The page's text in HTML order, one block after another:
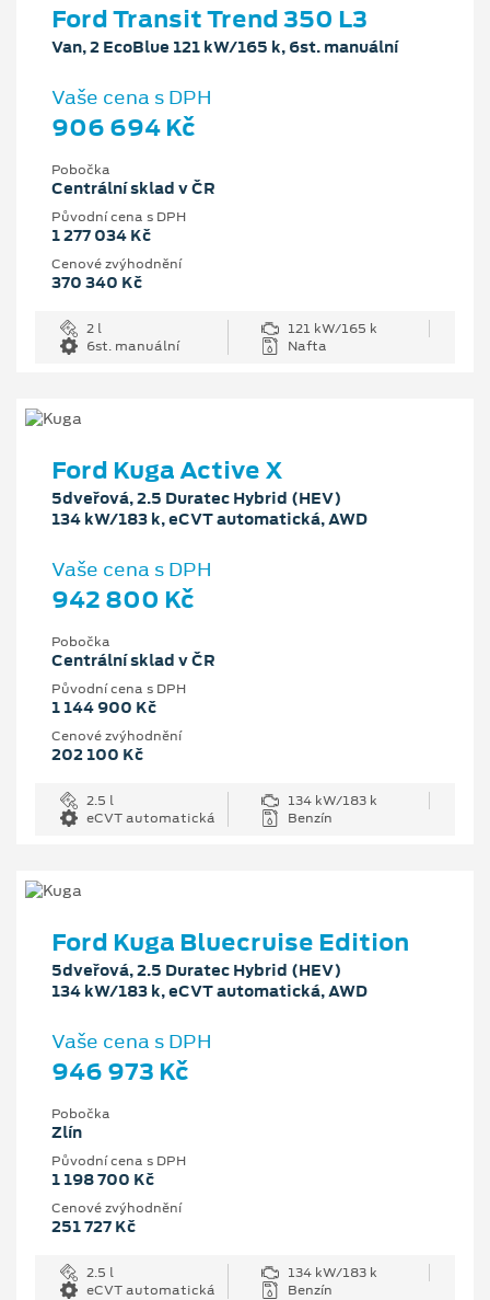
Ford Transit Trend 350 L3
Van, 2 EcoBlue 121 kW/165 k, 6st. manuální
Vaše cena s DPH
906 694 Kč
Pobočka
Centrální sklad v ČR
Původní cena s DPH
1 277 034 Kč
Cenové zvýhodnění
370 340 Kč
2 l
121 kW/165 k
6st. manuální
Nafta
Ford Kuga Active X
5dveřová, 2.5 Duratec Hybrid (HEV)
134 kW/183 k, eCVT automatická, AWD
Vaše cena s DPH
942 800 Kč
Pobočka
Centrální sklad v ČR
Původní cena s DPH
1 144 900 Kč
Cenové zvýhodnění
202 100 Kč
2.5 l
134 kW/183 k
eCVT automatická
Benzín
Ford Kuga Bluecruise Edition
5dveřová, 2.5 Duratec Hybrid (HEV)
134 kW/183 k, eCVT automatická, AWD
Vaše cena s DPH
946 973 Kč
Pobočka
Zlín
Původní cena s DPH
1 198 700 Kč
Cenové zvýhodnění
251 727 Kč
2.5 l
134 kW/183 k
eCVT automatická
Benzín